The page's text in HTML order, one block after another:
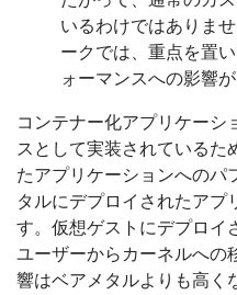
いるわけではありま
ークでは、重点を置
ォーマンスへの影響
コンテナー化アプリケーシ
スとして実装されているた
たアプリケーションへのパ
タルにデプロイされたアプ
す。仮想ゲストにデプロイ
ユーザーからカーネルへの
響はベアメタルよりも高く